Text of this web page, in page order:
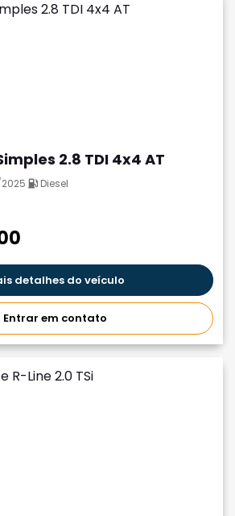
2.8 TDI 4x4 AT
Diesel
detalhes do veículo
Entrar em contato